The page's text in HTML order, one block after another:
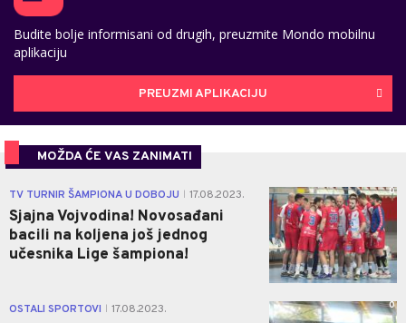
Budite bolje informisani od drugih, preuzmite Mondo mobilnu
aplikaciju
PREUZMI APLIKACIJU
MOŽDA ĆE VAS ZANIMATI
TV TURNIR ŠAMPIONA U DOBOJU 17.08.2023.
Sjajna Vojvodina! Novosađani
bacili na koljena još jednog
učesnika Lige šampiona!
0
OSTALI SPORTOVI 17.08.2023. 0